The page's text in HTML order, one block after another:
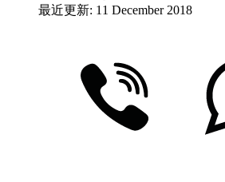
最近更新: 11 December 2018